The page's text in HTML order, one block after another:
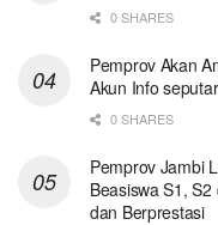
0 SHARES
Pemprov Akan
Akun Info
0 SHARES
Pemprov Jambi
Beasiswa S1,
dan Berprestasi